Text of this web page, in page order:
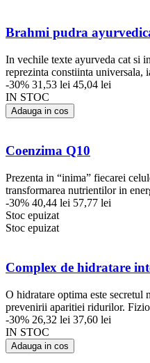
Brahmi pudra
In vechile texte ayurveda cat si
reprezinta constiinta universala,
-30% 31,53 lei 45,04 lei
IN STOC
Adauga in cos
Coenzima Q10
Prezenta in “inima” fiecarei
transformarea nutrientilor in
-30% 40,44 lei 57,77 lei
Stoc epuizat
Stoc epuizat
Complex de hidratare
O hidratare optima este
prevenirii aparitiei ridurilor.
-30% 26,32 lei 37,60 lei
IN STOC
Adauga in cos